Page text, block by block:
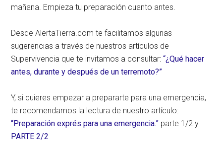
mañana. Empieza tu preparación cuanto antes.
Desde AlertaTierra.com te facilitamos algunas
sugerencias a través de nuestros artículos de
Supervivencia que te invitamos a consultar: “¿Qué hacer
antes, durante y después de un terremoto?”
Y, si quieres empezar a prepararte para una emergencia,
te recomendamos la lectura de nuestro artículo:
“Preparación exprés para una emergencia.” parte 1/2 y
PARTE 2/2